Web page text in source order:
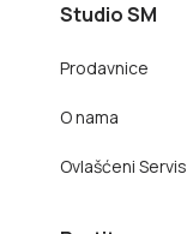
Studio SM
Prodavnice
O nama
Ovlašćeni